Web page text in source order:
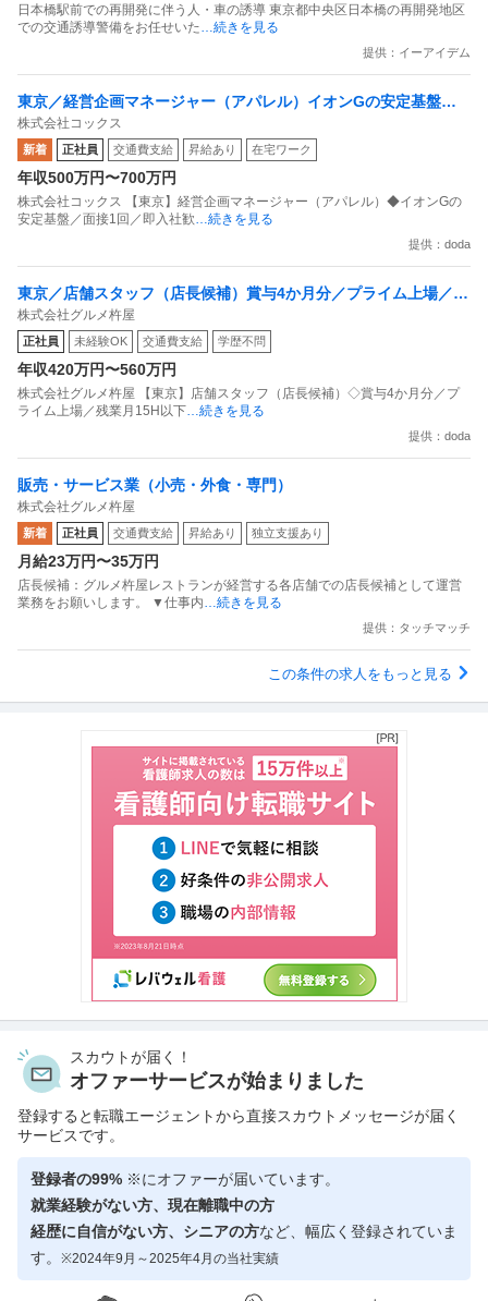
日本橋駅前での再開発に伴う人・車の誘導 東京都中央区日本橋の再開発地区
での交通誘導警備をお任せいた …続きを見る
提供：イーアイデム
東京／経営企画マネージャー（アパレル）イオンGの安定基盤／
面接1回／即入社歓迎
株式会社コックス
新着 正社員 交通費支給 昇給あり 在宅ワーク
年収500万円〜700万円
株式会社コックス 【東京】経営企画マネージャー（アパレル）◆イオンGの
安定基盤／面接1回／即入社歓 …続きを見る
提供：doda
東京／店舗スタッフ（店長候補）賞与4か月分／プライム上場／残
業月15H以下／新店オープン多数
株式会社グルメ杵屋
正社員 未経験OK 交通費支給 学歴不問
年収420万円〜560万円
株式会社グルメ杵屋 【東京】店舗スタッフ（店長候補）◇賞与4か月分／プ
ライム上場／残業月15H以下 …続きを見る
提供：doda
販売・サービス業（小売・外食・専門）
株式会社グルメ杵屋
新着 正社員 交通費支給 昇給あり 独立支援あり
月給23万円〜35万円
店長候補：グルメ杵屋レストランが経営する各店舗での店長候補として運営
業務をお願いします。 ▼仕事内 …続きを見る
提供：タッチマッチ
この条件の求人をもっと見る
スカウトが届く！
オファーサービスが始まりました
登録すると転職エージェントから直接スカウトメッセージが届く
サービスです。
登録者の99% ※にオファーが届いています。
就業経験がない方、現在離職中の方
経歴に自信がない方、シニアの方など、幅広く登録されていま
す。 ※2024年9月～2025年4月の当社実績